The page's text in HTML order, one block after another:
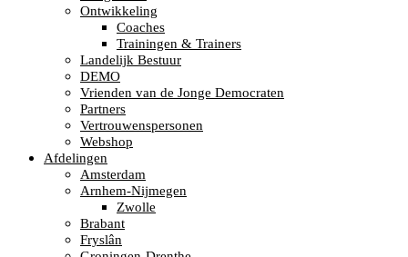
Ontwikkeling
Coaches
Trainingen & Trainers
Landelijk Bestuur
DEMO
Vrienden van de Jonge Democraten
Partners
Vertrouwenspersonen
Webshop
Afdelingen
Amsterdam
Arnhem-Nijmegen
Zwolle
Brabant
Fryslân